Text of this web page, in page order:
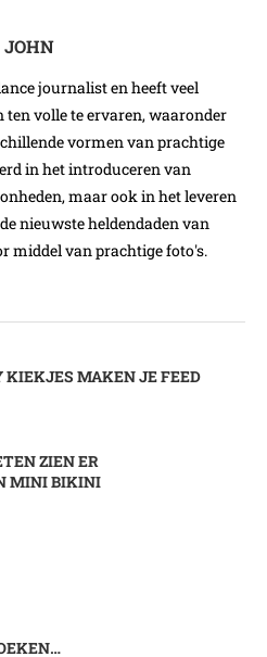
JOHN
journalist en heeft veel
ten volle te ervaren, waaronder
vormen van prachtige
in het introduceren van
maar ook in het leveren
nieuwste heldendaden van
middel van prachtige foto's.
KIEKJES MAKEN JE FEED
ZIEN ER
MINI BIKINI